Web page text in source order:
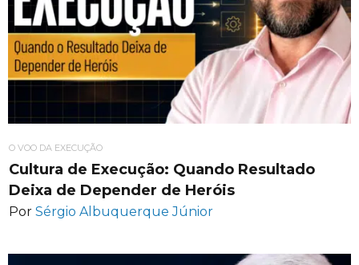
O VOO DA EXECUÇÃO
Cultura de Execução: Quando Resultado
Deixa de Depender de Heróis
Por Sérgio Albuquerque Júnior